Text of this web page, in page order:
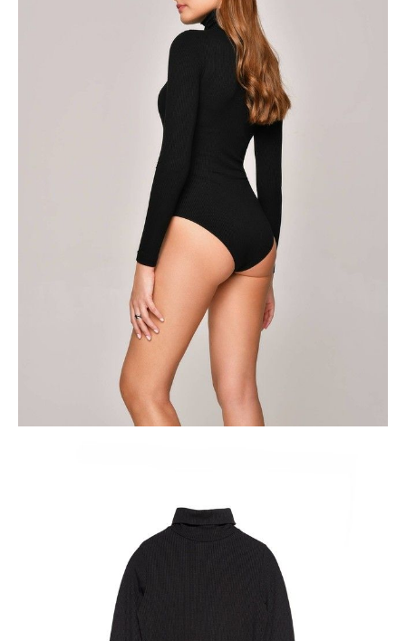
DODAJ DO KOSZYKA
POWIADOM MNIE O DOSTĘPNOŚCI
ПОЛУЧИТЬ ПО EMAIL
darmowa od 99 zł
czas dostawy: 1-2 dni robocze
Paczkomaty InPost 24/7,darmowa od 50 zł
czas dostawy: 1-2 dni robocze
w sklepie Conte (Łodz)
pn.- czw. 8:00 - 16:00, pt. 8:00 - 14:00
O produkcie
· Długie rękawy, teksurowany splot
· Dopasowana sylwetka
· Metalowe zapięcie na dwa guziki
· Elastyczna koszulka
· Zachowuje kolor po wielu praniach
· Must have w podstawowej garderobie.
1006030190270588